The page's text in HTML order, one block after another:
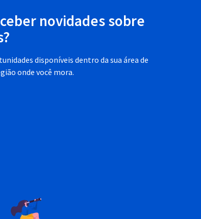
novidades sobre
disponíveis dentro da sua área de
onde você mora.